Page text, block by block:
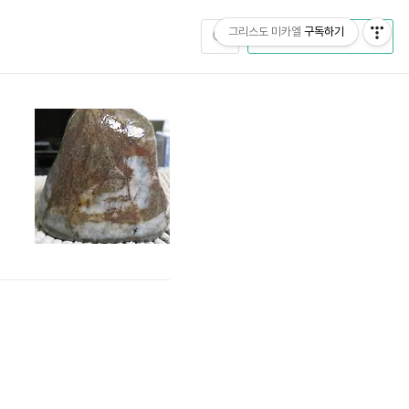
CATEGORY
그리스도 미카엘 구독하기